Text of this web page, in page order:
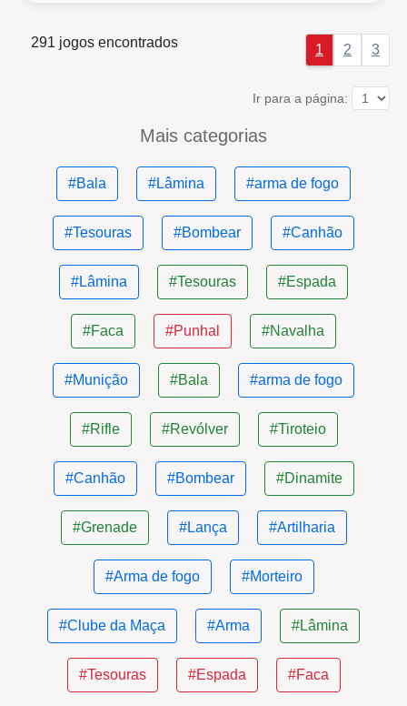
291 jogos encontrados 1 2 3
Ir para a página:
Mais categorias
#Bala #Lâmina #arma de fogo
#Tesouras #Bombear #Canhão
#Lâmina #Tesouras #Espada
#Faca #Punhal #Navalha
#Munição #Bala #arma de fogo
#Rifle #Revólver #Tiroteio
#Canhão #Bombear #Dinamite
#Grenade #Lança #Artilharia
#Arma de fogo #Morteiro
#Clube da Maça #Arma #Lâmina
#Tesouras #Espada #Faca